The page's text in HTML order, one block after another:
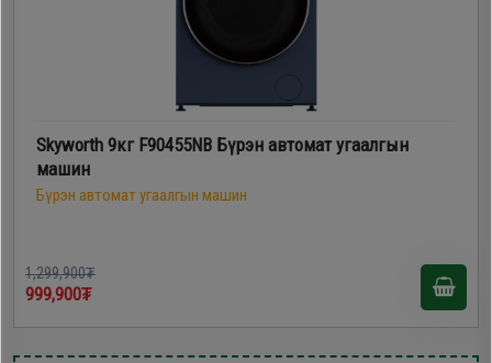
Skyworth 9кг F90455NB Бүрэн автомат угаалгын
машин
Бүрэн автомат угаалгын машин
1,299,900₮
999,900₮